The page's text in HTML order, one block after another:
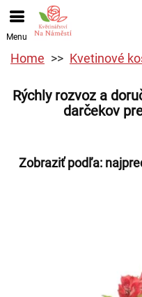
Menu
Home Kvetinové
Rýchly rozvoz a
darčekov
Zobraziť podľa: